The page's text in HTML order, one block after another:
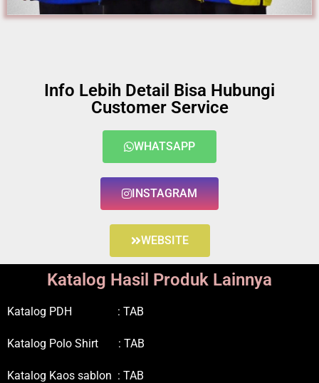
Info Lebih Detail Bisa Hubungi
Customer Service
WHATSAPP
INSTAGRAM
WEBSITE
Katalog Hasil Produk Lainnya
Katalog PDH : TAB
Katalog Polo Shirt : TAB
Katalog Kaos sablon : TAB